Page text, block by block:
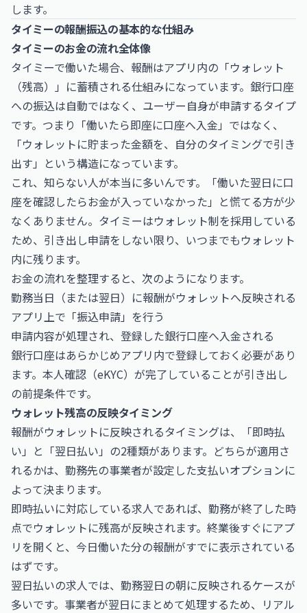
します。
タイミーの報酬振込の基本的な仕組み
タイミーのお金の流れ全体像
タイミーで働いた場合、報酬はアプリ内の「ウォレット
（残高）」に蓄積される仕組みになっています。銀行口座
への振込は自動ではなく、ユーザー自身が申請するタイプ
です。つまり「働いたら即座に口座へ入金」ではなく、
「ウォレットに貯まった金額を、自分のタイミングで引き
出す」という構造になっています。
これ、知らない人が本当に多いんです。「働いた翌日に口
座を確認したらお金が入っていなかった」と慌てる方が少
なくありません。タイミーはウォレット制を採用している
ため、引き出し申請をしない限り、いつまでもウォレット
内に残ります。
お金の流れを整理すると、次のようになります。
勤務当日（または翌日）に報酬がウォレットへ反映される
アプリ上で「振込申請」を行う
申請内容が処理され、登録した銀行口座へ入金される
銀行口座はあらかじめアプリ内で登録しておく必要があり
ます。本人確認（eKYC）が完了していることが引き出し
の前提条件です。
ウォレット残高の反映タイミング
報酬がウォレットに反映されるタイミングは、「即時払
い」と「翌日払い」の2種類があります。どちらが適用さ
れるかは、勤務先の事業者が設定した支払いオプションに
よって決まります。
即時払いに対応している求人であれば、勤務が終了した時
点でウォレットに残高が反映されます。終業後すぐにアプ
リを開くと、今日働いた分の報酬がすでに表示されている
はずです。
翌日払いの求人では、勤務翌日の朝に反映されるケースが
多いです。事業者が翌日にまとめて処理するため、リアル